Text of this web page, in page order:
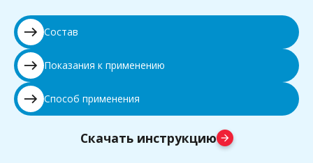
east Состав
east Показания к применению
east Способ применения
Скачать инструкцию arrow_forward